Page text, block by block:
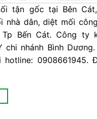
tận gốc tại Bên
nhà dân, diệt mối
Bến Cát. Công ty
chi nhánh Bình
0908661945.